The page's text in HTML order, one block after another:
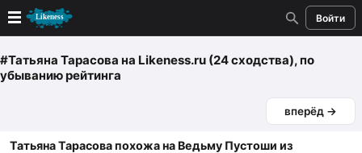
Войти
Новые
Голосование
#Татьяна Тарасова на Likeness.ru (24 сходства), по
убыванию рейтинга
вперёд →
Татьяна Тарасова похожа на Ведьму Пустоши из